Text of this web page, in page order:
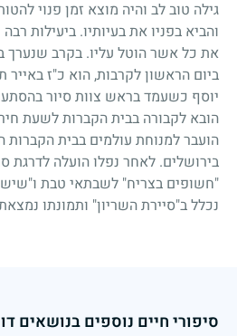
גילה טוב לב והיה מוצא זמן פנוי
והביא בפניו את בעיותיו. ביעילות
את כל אשר הוטל עליו. בקרב שנערך
ביום הראשון לקרבות, הוא כ"ז באייר
יוסף כשעמד בראש צוות סיור
הובא לקבורה בבית הקברות לשעת
הועבר למנוחת עולמים בבית
בירושלים. לאחר נפלו הועלה לדרגת
"חשופים בצריח" לשבתאי טבת
נכלל ב"סיירת השריון" ותמונתו
סיפורי חיים נוספים בנושאים